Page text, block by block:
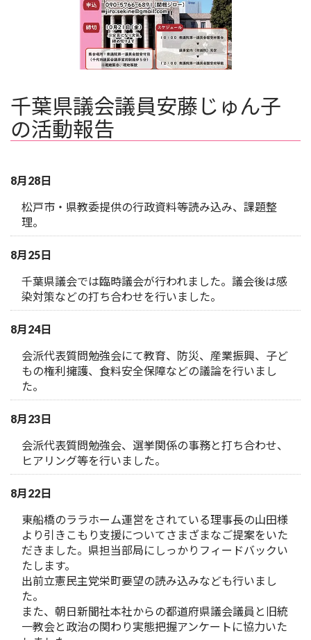
千葉県議会議員安藤じゅん子
の活動報告
8月28日
松戸市・県教委提供の行政資料等読み込み、課題整
理。
8月25日
千葉県議会では臨時議会が行われました。議会後は感
染対策などの打ち合わせを行いました。
8月24日
会派代表質問勉強会にて教育、防災、産業振興、子ど
もの権利擁護、食料安全保障などの議論を行いまし
た。
8月23日
会派代表質問勉強会、選挙関係の事務と打ち合わせ、
ヒアリング等を行いました。
8月22日
東船橋のララホーム運営をされている理事長の山田様
より引きこもり支援についてさまざまなご提案をいた
だきました。県担当部局にしっかりフィードバックい
たします。
出前立憲民主党栄町要望の読み込みなども行いまし
た。
また、朝日新聞社本社からの都道府県議会議員と旧統
一教会と政治の関わり実態把握アンケートに協力いた